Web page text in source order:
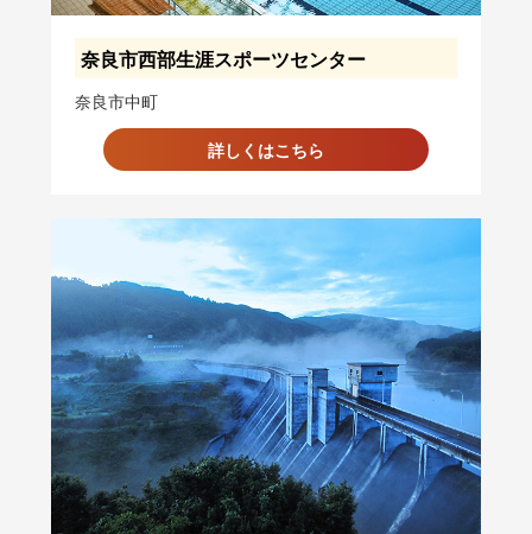
奈良市西部生涯スポーツセンター
奈良市中町
詳しくはこちら